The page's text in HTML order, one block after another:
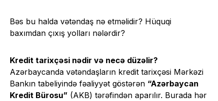
Bəs bu halda vətəndaş nə etməlidir? Hüquqi
baxımdan çıxış yolları nələrdir?
Kredit tarixçəsi nədir və necə düzəlir?
Azərbaycanda vətəndaşların kredit tarixçəsi Mərkəzi
Bankın tabeliyində fəaliyyət göstərən “Azərbaycan
Kredit Bürosu” (AKB) tərəfindən aparılır. Burada hər